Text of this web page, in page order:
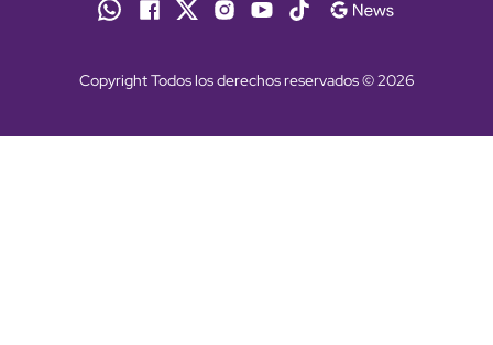
Copyright Todos los derechos reservados © 2026